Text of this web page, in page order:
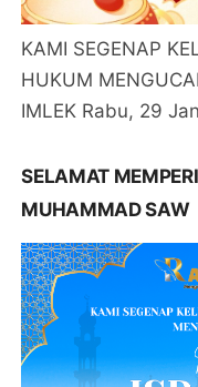
KAMI SEGENAP
HUKUM
IMLEK Rabu, 29
SELAMAT
MUHAMMAD SAW